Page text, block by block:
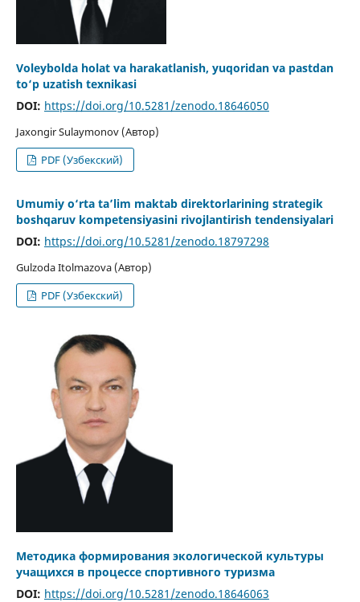
Voleybolda holat va harakatlanish, yuqoridan va pastdan
to‘p uzatish texnikasi
DOI: https://doi.org/10.5281/zenodo.18646050
Jaxongir Sulaymonov (Автор)
PDF (Узбекский)
Umumiy o‘rta ta’lim maktab direktorlarining strategik
boshqaruv kompetensiyasini rivojlantirish tendensiyalari
DOI: https://doi.org/10.5281/zenodo.18797298
Gulzoda Itolmazova (Автор)
PDF (Узбекский)
Методика формирования экологической культуры
учащихся в процессе спортивного туризма
DOI: https://doi.org/10.5281/zenodo.18646063